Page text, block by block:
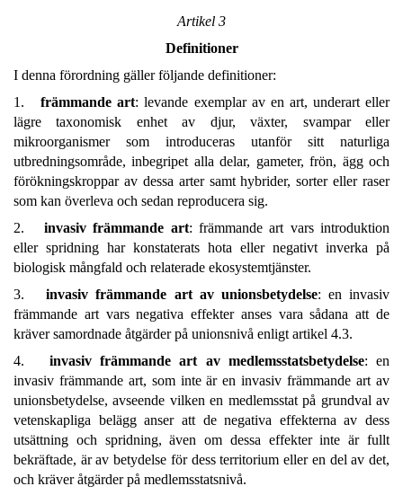
Artikel 3
Definitioner
I denna förordning gäller följande definitioner:
1.främmande art: levande exemplar av en art, underart eller
lägre taxonomisk enhet av djur, växter, svampar eller
mikroorganismer som introduceras utanför sitt naturliga
utbredningsområde, inbegripet alla delar, gameter, frön, ägg och
förökningskroppar av dessa arter samt hybrider, sorter eller raser
som kan överleva och sedan reproducera sig.
2. invasiv främmande art: främmande art vars introduktion
eller spridning har konstaterats hota eller negativt inverka på
biologisk mångfald och relaterade ekosystemtjänster.
3.invasiv främmande art av unionsbetydelse: en invasiv
främmande art vars negativa effekter anses vara sådana att de
kräver samordnade åtgärder på unionsnivå enligt artikel 4.3.
4. invasiv främmande art av medlemsstatsbetydelse: en
invasiv främmande art, som inte är en invasiv främmande art av
unionsbetydelse, avseende vilken en medlemsstat på grundval av
vetenskapliga belägg anser att de negativa effekterna av dess
utsättning och spridning, även om dessa effekter inte är fullt
bekräftade, är av betydelse för dess territorium eller en del av det,
och kräver åtgärder på medlemsstatsnivå.